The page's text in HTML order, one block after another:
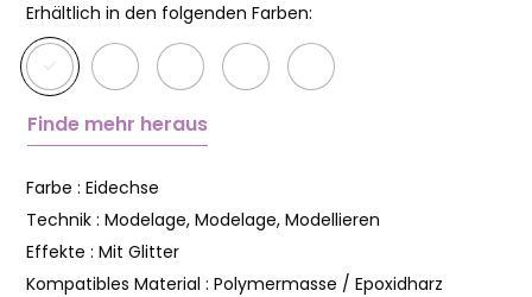
Erhältlich in den folgenden Farben:
Finde mehr heraus
Farbe : Eidechse
Technik : Modelage, Modelage, Modellieren
Effekte : Mit Glitter
Kompatibles Material : Polymermasse / Epoxidharz